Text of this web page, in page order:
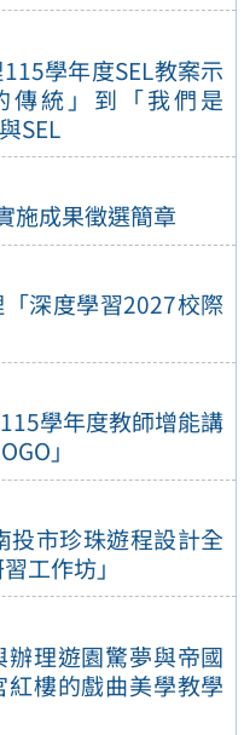
學年度SEL教案示
傳統」到「我們是
SEL
施成果徵選簡章
深度學習2027校際
學年度教師增能講
」
投市珍珠遊程設計全
工作坊」
理遊園驚夢與帝國
樓的戲曲美學教學